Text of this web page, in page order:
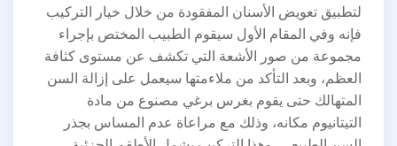
لتطبيق تعويض الأسنان المفقودة من خلال خيار التركيب
فإنه وفي المقام الأول سيقوم الطبيب المختص بإجراء
مجموعة من صور الأشعة التي تكشف عن مستوى كثافة
العظم، وبعد التأكد من ملاءمتها سيعمل على إزالة السن
المتهالك حتى يقوم بغرس برغي مصنوع من مادة
التيتانيوم مكانه، وذلك مع مراعاة عدم المساس بجذر